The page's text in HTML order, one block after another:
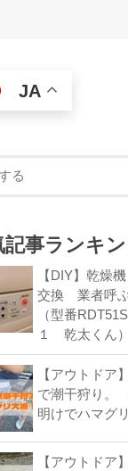
JA
記事ランキ
【DIY】乾燥
交換 業者呼
（型番
１ 乾太くん）
【アウトドア
で潮干狩り。
明けでハマグ
【アウトドア